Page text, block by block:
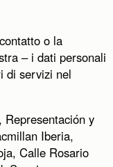
o la
– i dati personali
di servizi nel
y
Iberia,
Calle Rosario